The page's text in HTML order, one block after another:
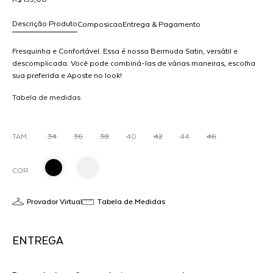
Composicao
Descrição Produto Entrega & Pagamento
Fresquinha e Confortável. Essa é nossa Bermuda Satin, versátil e
descomplicada. Você pode combiná-las de várias maneiras, escolha
sua preferida e Aposte no look!
Tabela de medidas
TAM.: 34 36 38 40 42 44 46
COR
Provador Virtual Tabela de Medidas
ENTREGA